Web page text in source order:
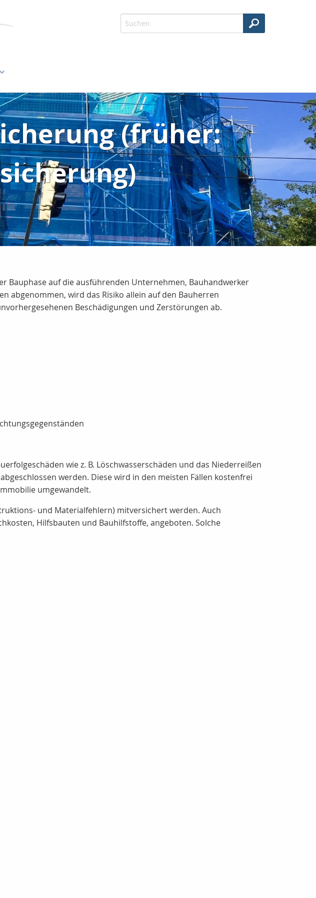
(früher:
Bauphase auf die ausführenden Unternehmen, Bauhandwerker
abgenommen, wird das Risiko allein auf den Bauherren
Beschädigungen und Zerstörungen ab.
wie z. B. Löschwasserschäden und das Niederreißen
werden. Diese wird in den meisten Fällen kostenfrei
umgewandelt.
und Materialfehlern) mitversichert werden. Auch
Hilfsbauten und Bauhilfstoffe, angeboten. Solche